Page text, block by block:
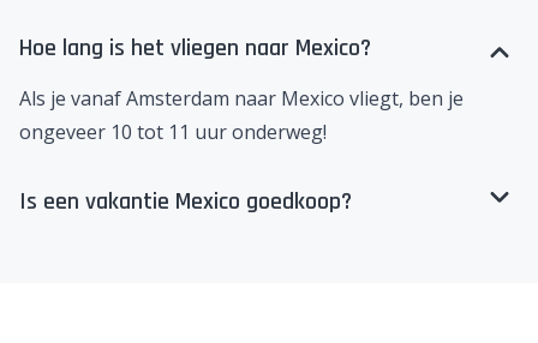
Hoe lang is het vliegen naar Mexico?
Als je vanaf Amsterdam naar Mexico vliegt, ben je
ongeveer 10 tot 11 uur onderweg!
Is een vakantie Mexico goedkoop?